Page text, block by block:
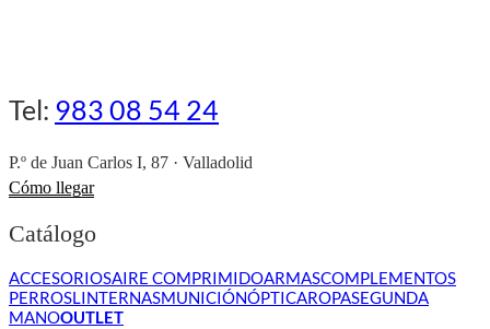
Tel: 983 08 54 24
P.º de Juan Carlos I, 87 · Valladolid
Cómo llegar
Catálogo
ACCESORIOSAIRE COMPRIMIDOARMASCOMPLEMENTOS
PERROSLINTERNASMUNICIÓNÓPTICAROPASEGUNDA
MANOOUTLET